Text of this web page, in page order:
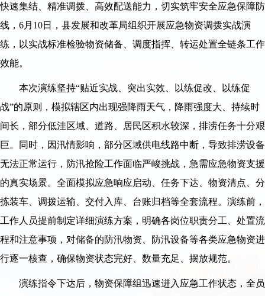
快速集结、精准调拨、高效配送能力，切实筑牢安全应急保障防
线，6月10日，县发展和改革局组织开展应急物资调拨实战演
练，以实战标准检验物资储备、调度指挥、转运处置全链条工作
效能。
本次演练坚持“贴近实战、突出实效、以练促改、以练促
战”的原则，模拟辖区内出现强降雨天气，降雨强度大、持续时
间长，部分低洼区域、道路、居民区积水较深，排涝任务十分艰
巨。同时，因汛情影响，部分区域供电线路中断，导致排涝设备
无法正常运行，防汛抢险工作面临严峻挑战，急需应急物资支援
的真实场景。全面模拟应急响应启动、任务下达、物资清点、分
拣装车、调拨运输、交付入库、台账归档等全套流程。演练前，
工作人员提前制定详细演练方案，明确各岗位职责分工、处置流
程和注意事项，对储备的防汛物资、防汛设备等各类应急物资进
行逐一核查，确保物资状态完好、数量充足、摆放规范。
演练指令下达后，物资保障组迅速进入应急工作状态，全员